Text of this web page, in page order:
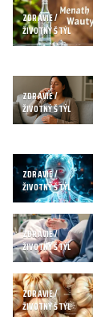
ZDRAVIE /
ŽIVOTNÝ ŠTÝL
ZDRAVIE /
ŽIVOTNÝ ŠTÝL
ZDRAVIE /
ŽIVOTNÝ ŠTÝL
ZDRAVIE /
ŽIVOTNÝ ŠTÝL
ZDRAVIE /
ŽIVOTNÝ ŠTÝL